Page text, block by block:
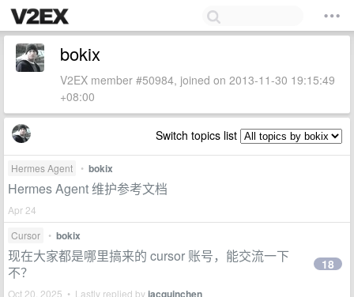
bokix
V2EX member #50984, joined on 2013-11-30 19:15:49
+08:00
Switch topics list
Hermes Agent • bokix
Hermes Agent 维护参考文档
Apr 24
Cursor
• bokix
现在大家都是哪里搞来的 cursor 账号，能交流一下
不？
Oct 20, 2025 • Lastly replied by jacquinchen
18